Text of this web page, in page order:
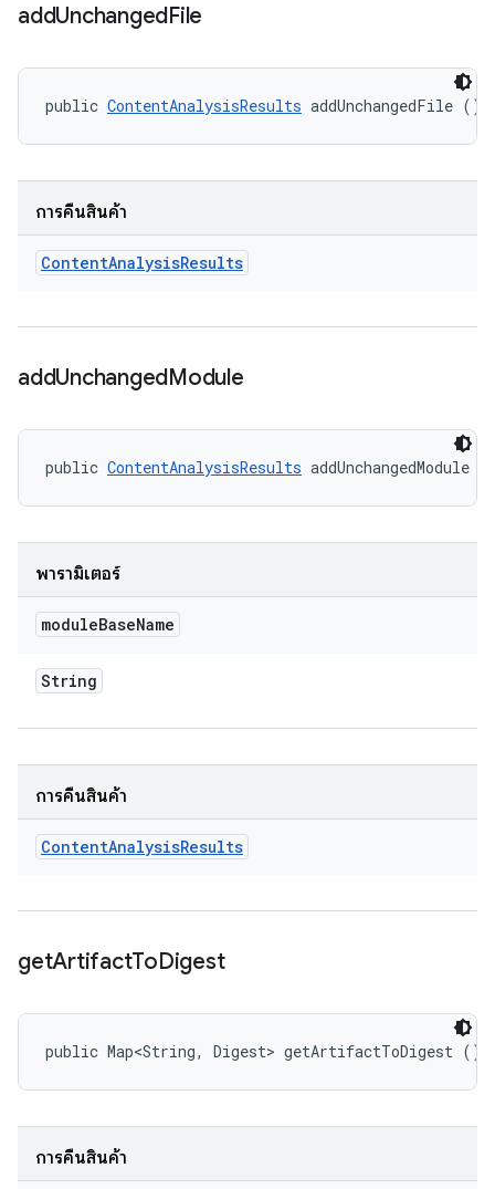
addUnchangedFile
public ContentAnalysisResults addUnchangedFile ()
การคืนสินค้า
ContentAnalysisResults
addUnchangedModule
public ContentAnalysisResults addUnchangedModule
พารามิเตอร์
moduleBaseName
String
การคืนสินค้า
ContentAnalysisResults
getArtifactToDigest
public Map<String, Digest> getArtifactToDigest ()
การคืนสินค้า